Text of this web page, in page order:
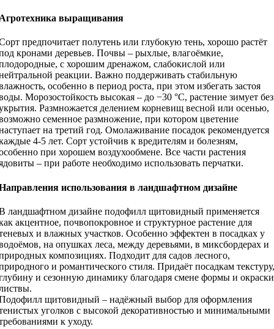
выращивания
предпочитает полутень или глубокую тень, хорошо растёт
кронами деревьев. Почвы – рыхлые, влагоёмкие,
с хорошим дренажом, слабокислой или
реакции. Важно поддерживать стабильную
особенно в период роста, при этом избегать застоя
Морозостойкость высокая – до −30 °C, растение зимует без
Размножается делением корневищ весной или осенью,
семенное размножение, при котором цветение
на третий год. Омолаживание посадок рекомендуется
4-5 лет. Сорт устойчив к вредителям и болезням,
при хорошем воздухообмене. Все части растения
– при работе необходимо использовать перчатки.
использования в ландшафтном дизайне
ландшафтном дизайне подофилл щитовидный применяется
акцентное, почвопокровное и структурное растение для
и влажных участков. Особенно эффектен в посадках у
на опушках леса, между деревьями, в миксбордерах и
композициях. Подходит для садов лесного,
и романтического стиля. Придаёт посадкам текстуру,
и сезонную динамику благодаря смене формы и окраски
щитовидный – надёжный выбор для оформления
уголков с высокой декоративностью и минимальными
к уходу.